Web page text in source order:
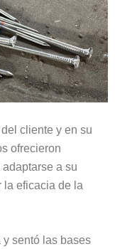
cliente y en su
ofrecieron
a su
la eficacia de la
y sentó las bases